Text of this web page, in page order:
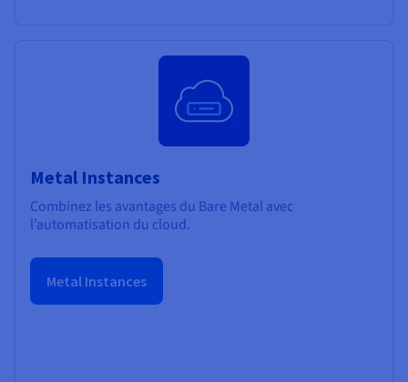
Metal Instances
Combinez les avantages du Bare Metal avec
l’automatisation du cloud.
Metal Instances